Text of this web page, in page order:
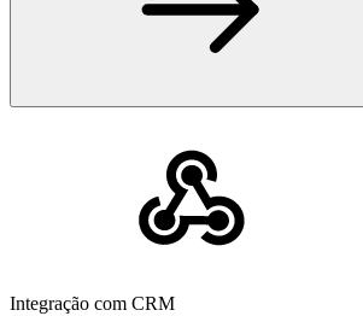
Integração com CRM